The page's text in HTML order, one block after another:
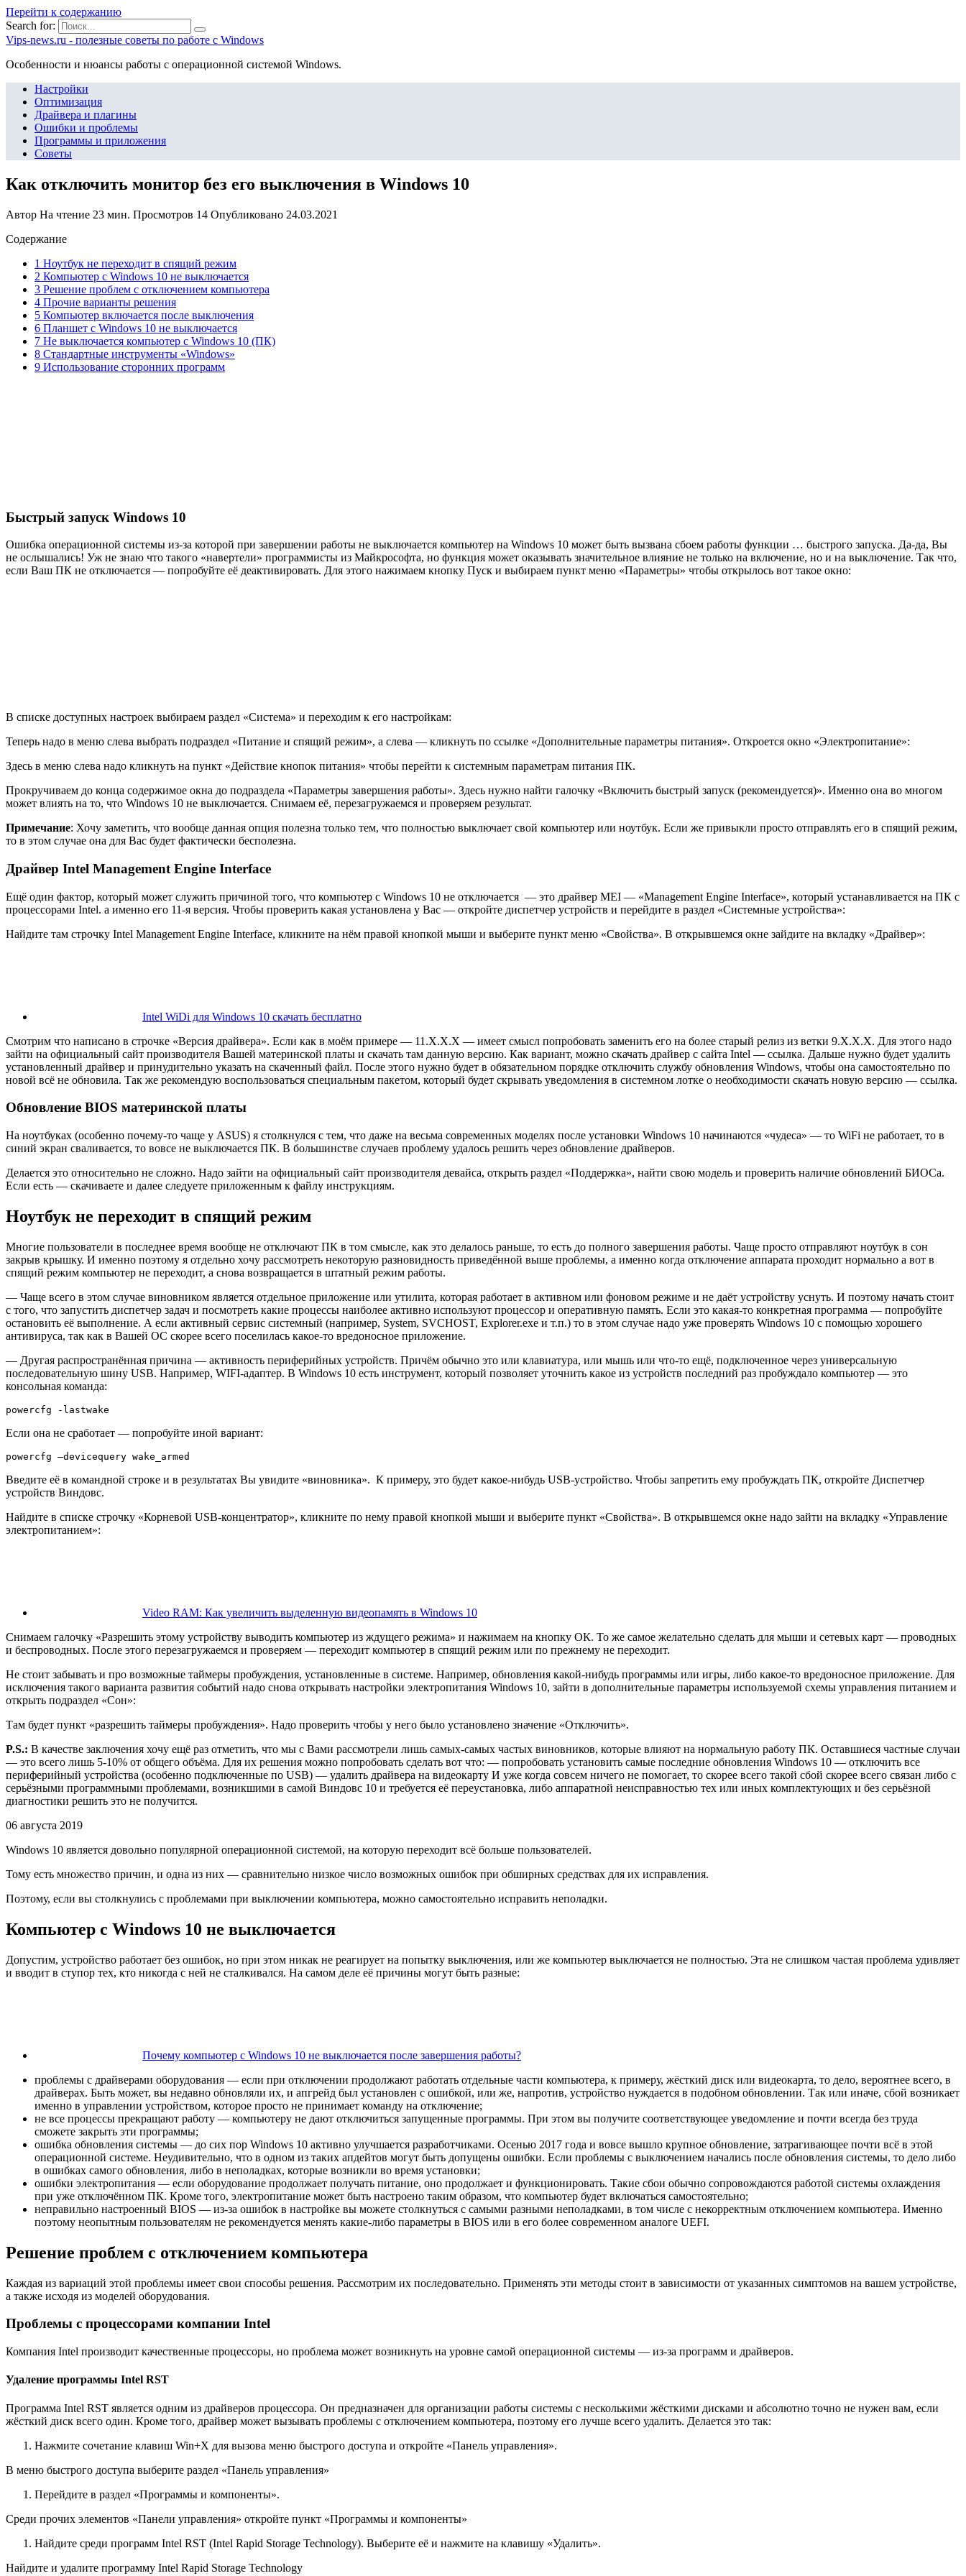
Перейти к содержанию
Search for:
Vips-news.ru - полезные советы по работе с Windows
Особенности и нюансы работы с операционной системой Windows.
Настройки
Оптимизация
Драйвера и плагины
Ошибки и проблемы
Программы и приложения
Советы
Как отключить монитор без его выключения в Windows 10
Автор На чтение 23 мин. Просмотров 14 Опубликовано 24.03.2021
Содержание
1 Ноутбук не переходит в спящий режим
2 Компьютер с Windows 10 не выключается
3 Решение проблем с отключением компьютера
4 Прочие варианты решения
5 Компьютер включается после выключения
6 Планшет с Windows 10 не выключается
7 Не выключается компьютер с Windows 10 (ПК)
8 Стандартные инструменты «Windows»
9 Использование сторонних программ
Быстрый запуск Windows 10
Ошибка операционной системы из-за которой при завершении работы не выключается компьютер на Windows 10 может быть вызвана сбоем работы функции … быстрого запуска. Да-да, Вы
не ослышались! Уж не знаю что такого «навертели» программисты из Майкрософта, но функция может оказывать значительное влияние не только на включение, но и на выключение. Так что,
если Ваш ПК не отключается — попробуйте её деактивировать. Для этого нажимаем кнопку Пуск и выбираем пункт меню «Параметры» чтобы открылось вот такое окно:
В списке доступных настроек выбираем раздел «Система» и переходим к его настройкам:
Теперь надо в меню слева выбрать подраздел «Питание и спящий режим», а слева — кликнуть по ссылке «Дополнительные параметры питания». Откроется окно «Электропитание»:
Здесь в меню слева надо кликнуть на пункт «Действие кнопок питания» чтобы перейти к системным параметрам питания ПК.
Прокручиваем до конца содержимое окна до подраздела «Параметры завершения работы». Здесь нужно найти галочку «Включить быстрый запуск (рекомендуется)». Именно она во многом
может влиять на то, что Windows 10 не выключается. Снимаем её, перезагружаемся и проверяем результат.
Примечание: Хочу заметить, что вообще данная опция полезна только тем, что полностью выключает свой компьютер или ноутбук. Если же привыкли просто отправлять его в спящий режим,
то в этом случае она для Вас будет фактически бесполезна.
Драйвер Intel Management Engine Interface
Ещё один фактор, который может служить причиной того, что компьютер с Windows 10 не отключается — это драйвер MEI — «Management Engine Interface», который устанавливается на ПК с
процессорами Intel. а именно его 11-я версия. Чтобы проверить какая установлена у Вас — откройте диспетчер устройств и перейдите в раздел «Системные устройства»:
Найдите там строчку Intel Management Engine Interface, кликните на нём правой кнопкой мыши и выберите пункт меню «Свойства». В открывшемся окне зайдите на вкладку «Драйвер»:
Intel WiDi для Windows 10 скачать бесплатно
Смотрим что написано в строчке «Версия драйвера». Если как в моём примере — 11.X.X.Х — имеет смысл попробовать заменить его на более старый релиз из ветки 9.Х.Х.Х. Для этого надо
зайти на официальный сайт производителя Вашей материнской платы и скачать там данную версию. Как вариант, можно скачать драйвер с сайта Intel — ссылка. Дальше нужно будет удалить
установленный драйвер и принудительно указать на скаченный файл. После этого нужно будет в обязательном порядке отключить службу обновления Windows, чтобы она самостоятельно по
новой всё не обновила. Так же рекомендую воспользоваться специальным пакетом, который будет скрывать уведомления в системном лотке о необходимости скачать новую версию — ссылка.
Обновление BIOS материнской платы
На ноутбуках (особенно почему-то чаще у ASUS) я столкнулся с тем, что даже на весьма современных моделях после установки Windows 10 начинаются «чудеса» — то WiFi не работает, то в
синий экран сваливается, то вовсе не выключается ПК. В большинстве случаев проблему удалось решить через обновление драйверов.
Делается это относительно не сложно. Надо зайти на официальный сайт производителя девайса, открыть раздел «Поддержка», найти свою модель и проверить наличие обновлений БИОСа.
Если есть — скачиваете и далее следуете приложенным к файлу инструкциям.
Ноутбук не переходит в спящий режим
Многие пользователи в последнее время вообще не отключают ПК в том смысле, как это делалось раньше, то есть до полного завершения работы. Чаще просто отправляют ноутбук в сон
закрыв крышку. И именно поэтому я отдельно хочу рассмотреть некоторую разновидность приведённой выше проблемы, а именно когда отключение аппарата проходит нормально а вот в
спящий режим компьютер не переходит, а снова возвращается в штатный режим работы.
— Чаще всего в этом случае виновником является отдельное приложение или утилита, которая работает в активном или фоновом режиме и не даёт устройству уснуть. И поэтому начать стоит
с того, что запустить диспетчер задач и посмотреть какие процессы наиболее активно используют процессор и оперативную память. Если это какая-то конкретная программа — попробуйте
остановить её выполнение. А если активный сервис системный (например, System, SVCHOST, Explorer.exe и т.п.) то в этом случае надо уже проверять Windows 10 с помощью хорошего
антивируса, так как в Вашей ОС скорее всего поселилась какое-то вредоносное приложение.
— Другая распространённая причина — активность периферийных устройств. Причём обычно это или клавиатура, или мышь или что-то ещё, подключенное через универсальную
последовательную шину USB. Например, WIFI-адаптер. В Windows 10 есть инструмент, который позволяет уточнить какое из устройств последний раз пробуждало компьютер — это
консольная команда:
powercfg -lastwake
Если она не сработает — попробуйте иной вариант:
powercfg –devicequery wake_armed
Введите её в командной строке и в результатах Вы увидите «виновника». К примеру, это будет какое-нибудь USB-устройство. Чтобы запретить ему пробуждать ПК, откройте Диспетчер
устройств Виндовс.
Найдите в списке строчку «Корневой USB-концентратор», кликните по нему правой кнопкой мыши и выберите пункт «Свойства». В открывшемся окне надо зайти на вкладку «Управление
электропитанием»:
Video RAM: Как увеличить выделенную видеопамять в Windows 10
Снимаем галочку «Разрешить этому устройству выводить компьютер из ждущего режима» и нажимаем на кнопку ОК. То же самое желательно сделать для мыши и сетевых карт — проводных
и беспроводных. После этого перезагружаемся и проверяем — переходит компьютер в спящий режим или по прежнему не переходит.
Не стоит забывать и про возможные таймеры пробуждения, установленные в системе. Например, обновления какой-нибудь программы или игры, либо какое-то вредоносное приложение. Для
исключения такого варианта развития событий надо снова открывать настройки электропитания Windows 10, зайти в дополнительные параметры используемой схемы управления питанием и
открыть подраздел «Сон»:
Там будет пункт «разрешить таймеры пробуждения». Надо проверить чтобы у него было установлено значение «Отключить».
P.S.: В качестве заключения хочу ещё раз отметить, что мы с Вами рассмотрели лишь самых-самых частых виновников, которые влияют на нормальную работу ПК. Оставшиеся частные случаи
— это всего лишь 5-10% от общего объёма. Для их решения можно попробовать сделать вот что: — попробовать установить самые последние обновления Windows 10 — отключить все
периферийный устройства (особенно подключенные по USB) — удалить драйвера на видеокарту И уже когда совсем ничего не помогает, то скорее всего такой сбой скорее всего связан либо с
серьёзными программными проблемами, возникшими в самой Виндовс 10 и требуется её переустановка, либо аппаратной неисправностью тех или иных комплектующих и без серьёзной
диагностики решить это не получится.
06 августа 2019
Windows 10 является довольно популярной операционной системой, на которую переходит всё больше пользователей.
Тому есть множество причин, и одна из них — сравнительно низкое число возможных ошибок при обширных средствах для их исправления.
Поэтому, если вы столкнулись с проблемами при выключении компьютера, можно самостоятельно исправить неполадки.
Компьютер с Windows 10 не выключается
Допустим, устройство работает без ошибок, но при этом никак не реагирует на попытку выключения, или же компьютер выключается не полностью. Эта не слишком частая проблема удивляет
и вводит в ступор тех, кто никогда с ней не сталкивался. На самом деле её причины могут быть разные:
Почему компьютер с Windows 10 не выключается после завершения работы?
проблемы с драйверами оборудования — если при отключении продолжают работать отдельные части компьютера, к примеру, жёсткий диск или видеокарта, то дело, вероятнее всего, в
драйверах. Быть может, вы недавно обновляли их, и апгрейд был установлен с ошибкой, или же, напротив, устройство нуждается в подобном обновлении. Так или иначе, сбой возникает
именно в управлении устройством, которое просто не принимает команду на отключение;
не все процессы прекращают работу — компьютеру не дают отключиться запущенные программы. При этом вы получите соответствующее уведомление и почти всегда без труда
сможете закрыть эти программы;
ошибка обновления системы — до сих пор Windows 10 активно улучшается разработчиками. Осенью 2017 года и вовсе вышло крупное обновление, затрагивающее почти всё в этой
операционной системе. Неудивительно, что в одном из таких апдейтов могут быть допущены ошибки. Если проблемы с выключением начались после обновления системы, то дело либо
в ошибках самого обновления, либо в неполадках, которые возникли во время установки;
ошибки электропитания — если оборудование продолжает получать питание, оно продолжает и функционировать. Такие сбои обычно сопровождаются работой системы охлаждения
при уже отключённом ПК. Кроме того, электропитание может быть настроено таким образом, что компьютер будет включаться самостоятельно;
неправильно настроенный BIOS — из-за ошибок в настройке вы можете столкнуться с самыми разными неполадками, в том числе с некорректным отключением компьютера. Именно
поэтому неопытным пользователям не рекомендуется менять какие-либо параметры в BIOS или в его более современном аналоге UEFI.
Решение проблем с отключением компьютера
Каждая из вариаций этой проблемы имеет свои способы решения. Рассмотрим их последовательно. Применять эти методы стоит в зависимости от указанных симптомов на вашем устройстве,
а также исходя из моделей оборудования.
Проблемы с процессорами компании Intel
Компания Intel производит качественные процессоры, но проблема может возникнуть на уровне самой операционной системы — из-за программ и драйверов.
Удаление программы Intel RST
Программа Intel RST является одним из драйверов процессора. Он предназначен для организации работы системы с несколькими жёсткими дисками и абсолютно точно не нужен вам, если
жёсткий диск всего один. Кроме того, драйвер может вызывать проблемы с отключением компьютера, поэтому его лучше всего удалить. Делается это так:
Нажмите сочетание клавиш Win+X для вызова меню быстрого доступа и откройте «Панель управления».
В меню быстрого доступа выберите раздел «Панель управления»
Перейдите в раздел «Программы и компоненты».
Среди прочих элементов «Панели управления» откройте пункт «Программы и компоненты»
Найдите среди программ Intel RST (Intel Rapid Storage Technology). Выберите её и нажмите на клавишу «Удалить».
Найдите и удалите программу Intel Rapid Storage Technology